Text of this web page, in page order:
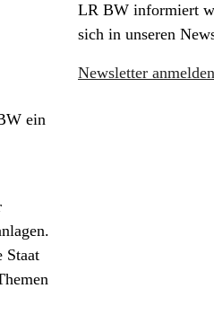
ein
Staat
LR BW informiert
sich in unseren
Newsletter anmelden